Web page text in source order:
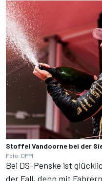
Stoffel Vandoorne bei der
Foto: DPPI
Bei DS-Penske ist
der Fall, denn mit